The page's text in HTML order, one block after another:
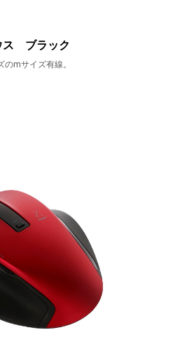
ス ブラック
mサイズ有線。